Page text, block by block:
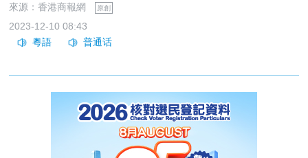
來源：香港商報網 原創
2023-12-10 08:43